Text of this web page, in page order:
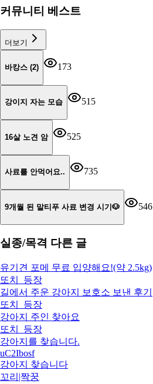
커뮤니티 베스트
더보기
바캉스 (2) 173
강이지 자는 모습 515
16살 노견 암 525
사료를 안먹어요.. 735
9개월 된 말티푸 사료 변경 시기🐶 546
실종/목격 다른 글
유기견 포메 무료 입양해요!(약 2.5kg)
또치_등장
길에서 주운 강아지 보호소 보낸 후기
또치_등장
강아지 주인 찾아요
또치_등장
강아지를 찾습니다.
uC2Ibosf
강아지 찾습니다
꼬리|짝꿍